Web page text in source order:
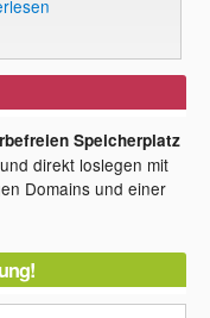
Speicherplatz
und direkt loslegen mit
Domains und einer